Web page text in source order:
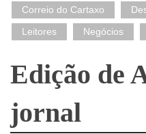
Correio do Cartaxo
Leitores
Negócios
Edição de
jornal